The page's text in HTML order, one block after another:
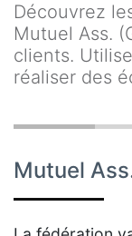
Découvrez
Mutuel Ass.
clients.
réaliser des
Mutuel